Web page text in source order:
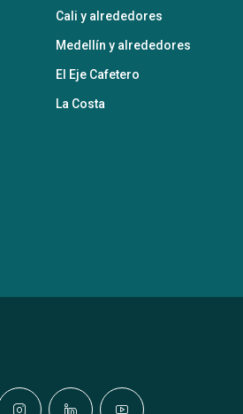
Cali y alrededores
Medellín y alrededores
El Eje Cafetero
La Costa